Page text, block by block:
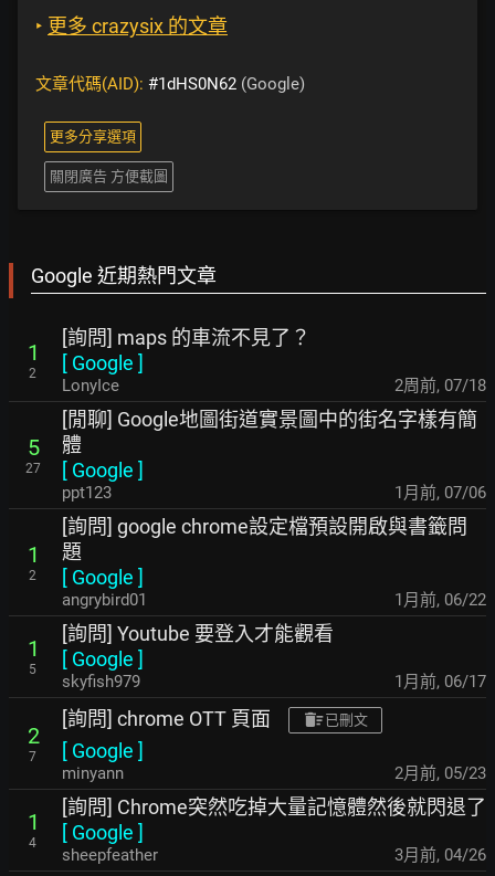
‣ 更多 crazysix 的文章
文章代碼(AID): #1dHS0N62 (Google)
更多分享選項
關閉廣告 方便截圖
Google 近期熱門文章
1
2
[詢問] maps 的車流不見了？
[ Google ]
LonyIce 2周前, 07/18
5
27
[閒聊] Google地圖街道實景圖中的街名字樣有簡
體
[ Google ]
ppt123 1月前, 07/06
1
2
[詢問] google chrome設定檔預設開啟與書籤問
題
[ Google ]
angrybird01 1月前, 06/22
1
5
[詢問] Youtube 要登入才能觀看
[ Google ]
skyfish979 1月前, 06/17
2
7
[詢問] chrome OTT 頁面 已刪文
[ Google ]
minyann 2月前, 05/23
1
4
[詢問] Chrome突然吃掉大量記憶體然後就閃退了
[ Google ]
sheepfeather 3月前, 04/26